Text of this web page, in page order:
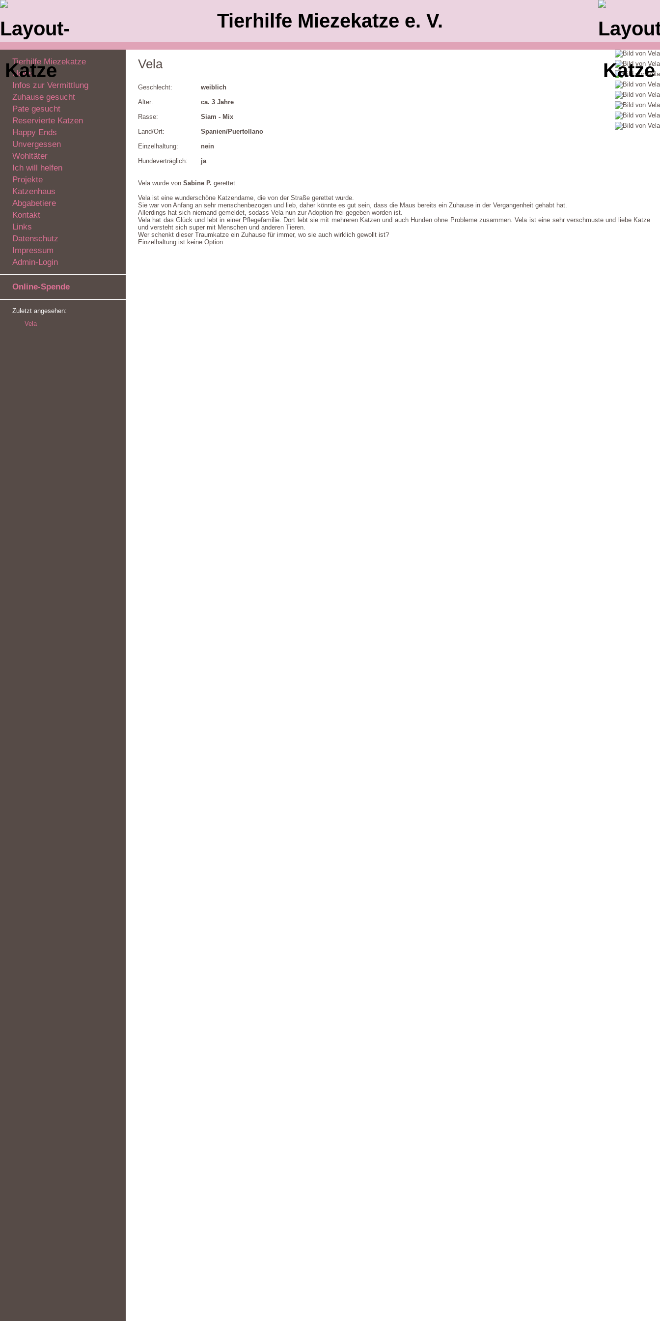
Tierhilfe Miezekatze e. V.
Tierhilfe Miezekatze
News
Infos zur Vermittlung
Zuhause gesucht
Pate gesucht
Reservierte Katzen
Happy Ends
Unvergessen
Wohltäter
Ich will helfen
Projekte
Katzenhaus
Abgabetiere
Kontakt
Links
Datenschutz
Impressum
Admin-Login
Online-Spende
Zuletzt angesehen:
Vela
Vela
Geschlecht:
weiblich
Alter:
ca. 3 Jahre
Rasse:
Siam - Mix
Land/Ort:
Spanien/Puertollano
Einzelhaltung:
nein
Hundeverträglich:
ja
Vela wurde von Sabine P. gerettet.
Vela ist eine wunderschöne Katzendame, die von der Straße gerettet wurde.
Sie war von Anfang an sehr menschenbezogen und lieb, daher könnte es gut sein, dass die Maus bereits ein Zuhause in der Vergangenheit gehabt hat.
Allerdings hat sich niemand gemeldet, sodass Vela nun zur Adoption frei gegeben worden ist.
Vela hat das Glück und lebt in einer Pflegefamilie. Dort lebt sie mit mehreren Katzen und auch Hunden ohne Probleme zusammen. Vela ist eine sehr verschmuste und liebe Katze
und versteht sich super mit Menschen und anderen Tieren.
Wer schenkt dieser Traumkatze ein Zuhause für immer, wo sie auch wirklich gewollt ist?
Einzelhaltung ist keine Option.